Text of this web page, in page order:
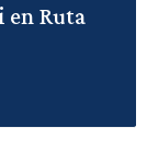
en Ruta